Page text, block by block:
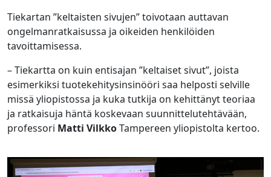
Tiekartan ”keltaisten sivujen” toivotaan auttavan
ongelmanratkaisussa ja oikeiden henkilöiden
tavoittamisessa.
– Tiekartta on kuin entisajan ”keltaiset sivut”, joista
esimerkiksi tuotekehitysinsinööri saa helposti selville
missä yliopistossa ja kuka tutkija on kehittänyt teoriaa
ja ratkaisuja häntä koskevaan suunnittelutehtävään,
professori Matti VilkkoTampereen yliopistolta kertoo.